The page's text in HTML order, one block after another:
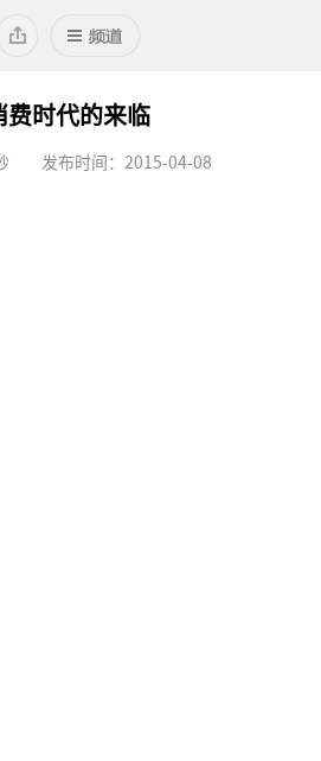
费时代的来临
发布时间：2015-04-08